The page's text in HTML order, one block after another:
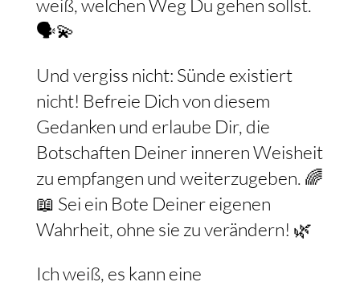
🗣️💫
Und vergiss nicht: Sünde existiert
nicht! Befreie Dich von diesem
Gedanken und erlaube Dir, die
Botschaften Deiner inneren Weisheit
zu empfangen und weiterzugeben. 🌈
📖 Sei ein Bote Deiner eigenen
Wahrheit, ohne sie zu verändern! 🌿
Ich weiß, es kann eine